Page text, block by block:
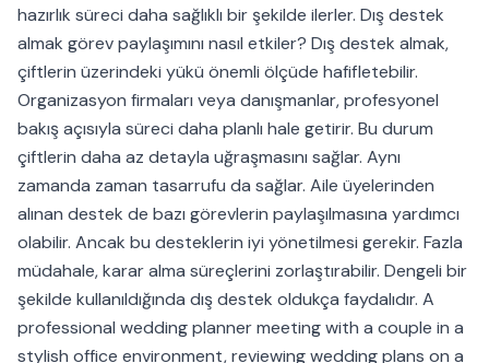
hazırlık süreci daha sağlıklı bir şekilde ilerler. Dış destek
almak görev paylaşımını nasıl etkiler? Dış destek almak,
çiftlerin üzerindeki yükü önemli ölçüde hafifletebilir.
Organizasyon firmaları veya danışmanlar, profesyonel
bakış açısıyla süreci daha planlı hale getirir. Bu durum
çiftlerin daha az detayla uğraşmasını sağlar. Aynı
zamanda zaman tasarrufu da sağlar. Aile üyelerinden
alınan destek de bazı görevlerin paylaşılmasına yardımcı
olabilir. Ancak bu desteklerin iyi yönetilmesi gerekir. Fazla
müdahale, karar alma süreçlerini zorlaştırabilir. Dengeli bir
şekilde kullanıldığında dış destek oldukça faydalıdır. A
professional wedding planner meeting with a couple in a
stylish office environment, reviewing wedding plans on a